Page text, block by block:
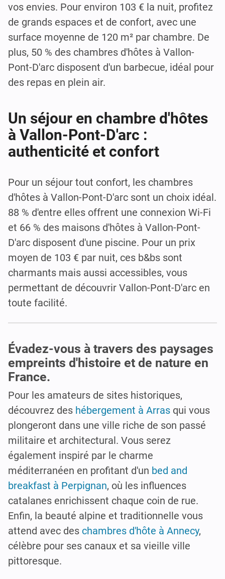
vos envies. Pour environ 103 € la nuit, profitez
de grands espaces et de confort, avec une
surface moyenne de 120 m² par chambre. De
plus, 50 % des chambres d'hôtes à Vallon-
Pont-D'arc disposent d'un barbecue, idéal pour
des repas en plein air.
Un séjour en chambre d'hôtes
à Vallon-Pont-D'arc :
authenticité et confort
Pour un séjour tout confort, les chambres
d'hôtes à Vallon-Pont-D'arc sont un choix idéal.
88 % d'entre elles offrent une connexion Wi-Fi
et 66 % des maisons d'hôtes à Vallon-Pont-
D'arc disposent d'une piscine. Pour un prix
moyen de 103 € par nuit, ces b&bs sont
charmants mais aussi accessibles, vous
permettant de découvrir Vallon-Pont-D'arc en
toute facilité.
Évadez-vous à travers des paysages
empreints d'histoire et de nature en
France.
Pour les amateurs de sites historiques,
découvrez des hébergement à Arras qui vous
plongeront dans une ville riche de son passé
militaire et architectural. Vous serez
également inspiré par le charme
méditerranéen en profitant d'un bed and
breakfast à Perpignan, où les influences
catalanes enrichissent chaque coin de rue.
Enfin, la beauté alpine et traditionnelle vous
attend avec des chambres d'hôte à Annecy,
célèbre pour ses canaux et sa vieille ville
pittoresque.